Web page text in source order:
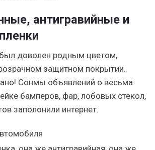
антигравийные и
доволен родным цветом,
защитном покрытии.
Сонмы объявлений о весьма
бамперов, фар, лобовых стекол,
заполонили интернет.